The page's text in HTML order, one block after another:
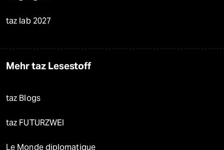
taz lab 2027
Mehr taz Lesestoff
taz Blogs
taz FUTURZWEI
Le Monde diplomatique